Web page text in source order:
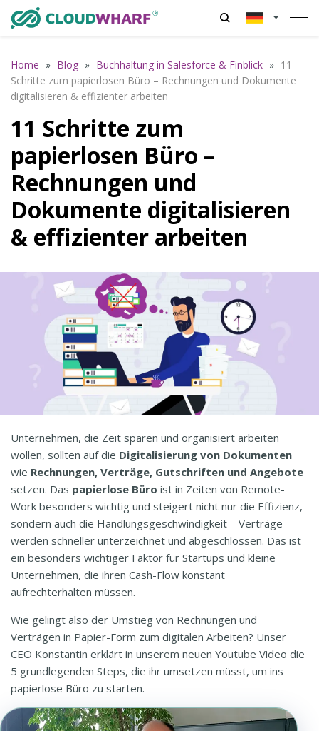
Home » Blog » Buchhaltung in Salesforce & Finblick » 11
Schritte zum papierlosen Büro – Rechnungen und Dokumente
digitalisieren & effizienter arbeiten
11 Schritte zum
papierlosen Büro –
Rechnungen und
Dokumente digitalisieren
& effizienter arbeiten
Unternehmen, die Zeit sparen und organisiert arbeiten
wollen, sollten auf die Digitalisierung von Dokumenten
wie Rechnungen, Verträge, Gutschriften und Angebote
setzen. Das papierlose Büro ist in Zeiten von Remote-
Work besonders wichtig und steigert nicht nur die Effizienz,
sondern auch die Handlungsgeschwindigkeit – Verträge
werden schneller unterzeichnet und abgeschlossen. Das ist
ein besonders wichtiger Faktor für Startups und kleine
Unternehmen, die ihren Cash-Flow konstant
aufrechterhalten müssen.
Wie gelingt also der Umstieg von Rechnungen und
Verträgen in Papier-Form zum digitalen Arbeiten? Unser
CEO Konstantin erklärt in unserem neuen Youtube Video die
5 grundlegenden Steps, die ihr umsetzen müsst, um ins
papierlose Büro zu starten.